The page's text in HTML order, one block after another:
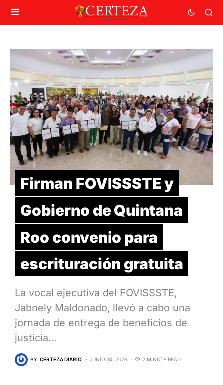
Firman FOVISSSTE y
Gobierno de Quintana
Roo convenio para
escrituración gratuita
La vocal ejecutiva del FOVISSSTE,
Jabnely Maldonado, llevó a cabo una
jornada de entrega de beneficios de
justicia…
BY CERTEZA DIARIO JUNIO 30, 2026 2 MINUTE READ